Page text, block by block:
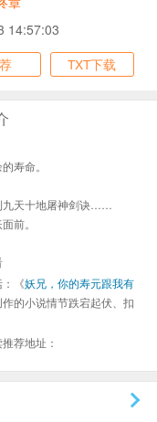
14:57:03
TXT下载
寿命。
天十地屠神剑诀……
前。
《妖兄，你的寿元跟我有
的小说情节跌宕起伏、扣
荐地址：